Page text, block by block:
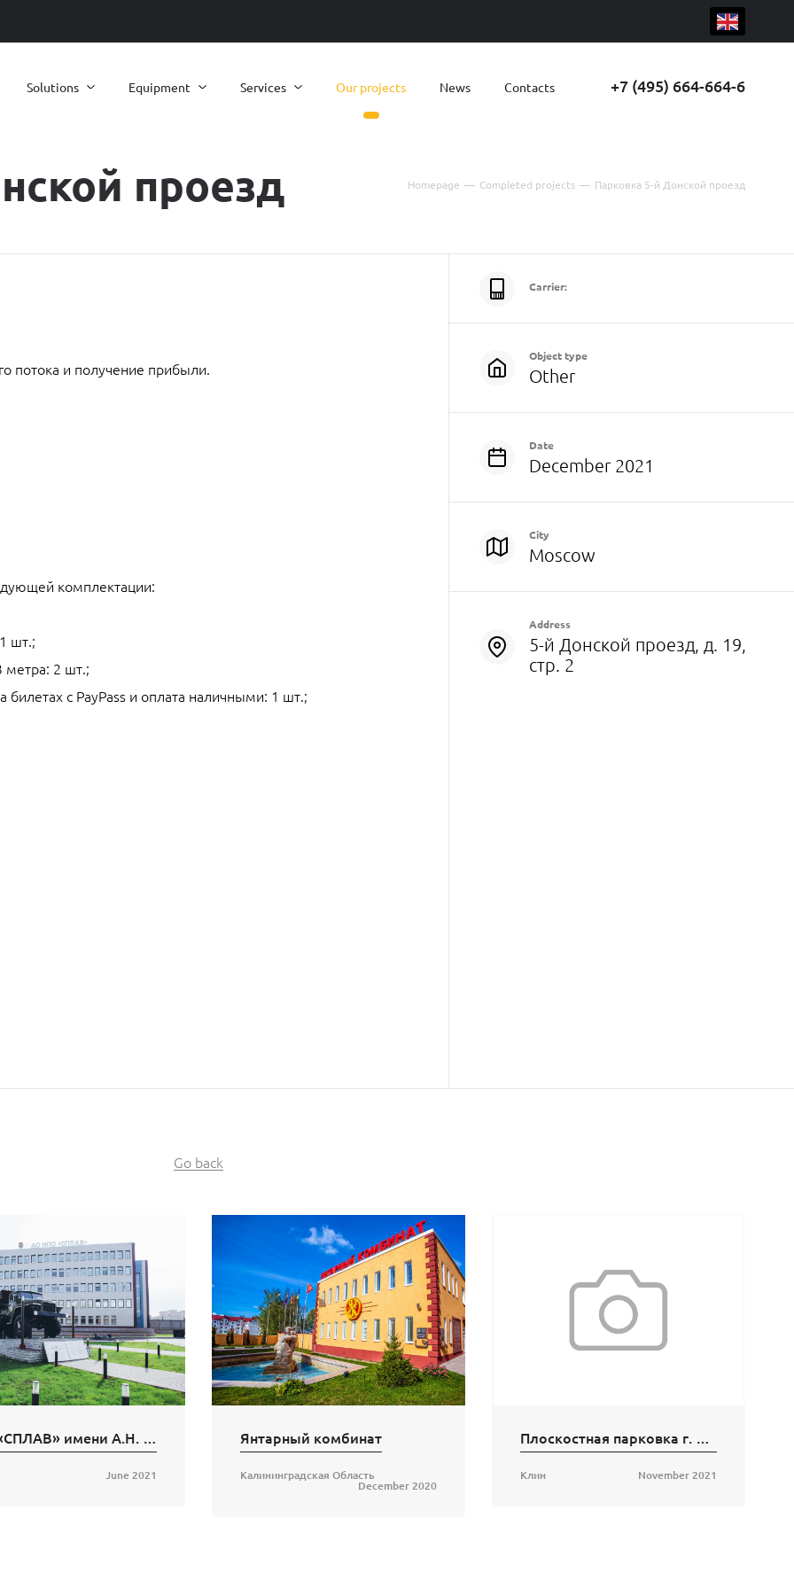
Solutions Equipment Services Our projects News Contacts +7 (495) 664-664-6
проезд Homepage — Completed projects — Парковка 5-й Донской проезд
потока и получение прибыли.
комплектации:
шт.;
метра: 2 шт.;
билетах с PayPass и оплата наличными: 1 шт.;
Carrier:
Object type
Other
Date
December 2021
City
Moscow
Address
5-й Донской проезд, д. 19,
стр. 2
Go back
НПО «СПЛАВ» имени А.Н. Ганичева
June 2021
Янтарный комбинат
Калининградская Область
December 2020
Плоскостная парковка г. Клин
Клин November 2021